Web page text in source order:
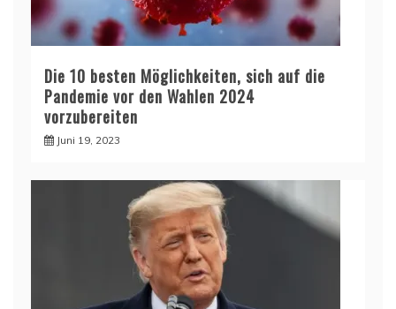
Die 10 besten Möglichkeiten, sich auf die
Pandemie vor den Wahlen 2024
vorzubereiten
Juni 19, 2023